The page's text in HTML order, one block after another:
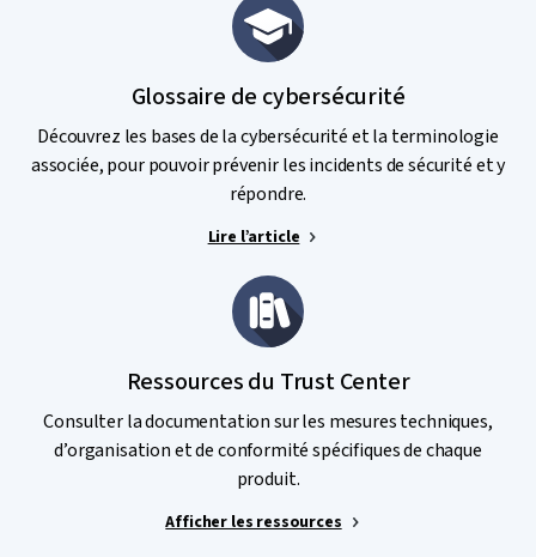
Glossaire de cybersécurité
Découvrez les bases de la cybersécurité et la terminologie
associée, pour pouvoir prévenir les incidents de sécurité et y
répondre.
Lire l’article
Ressources du Trust Center
Consulter la documentation sur les mesures techniques,
d’organisation et de conformité spécifiques de chaque
produit.
Afficher les ressources